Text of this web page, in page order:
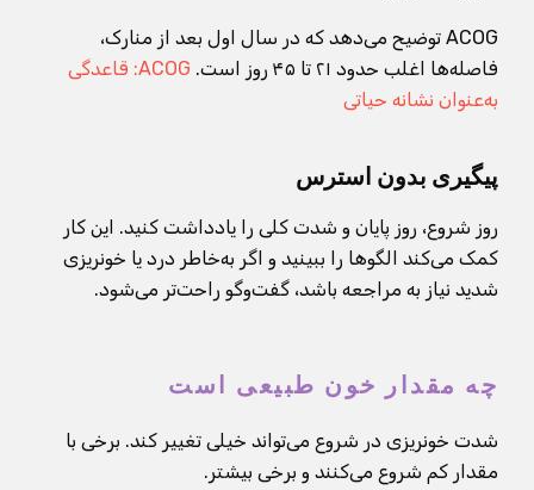
ACOG توضیح می‌دهد که در سال اول بعد از منارک،
فاصله‌ها اغلب حدود ۲۱ تا ۴۵ روز است.
ACOG: قاعدگی
به‌عنوان نشانه حیاتی
پیگیری بدون استرس
روز شروع، روز پایان و شدت کلی را یادداشت کنید. این کار
کمک می‌کند الگوها را ببینید و اگر به‌خاطر درد یا خونریزی
شدید نیاز به مراجعه باشد، گفت‌وگو راحت‌تر می‌شود.
چه مقدار خون طبیعی است
شدت خونریزی در شروع می‌تواند خیلی تغییر کند. برخی با
مقدار کم شروع می‌کنند و برخی بیشتر.